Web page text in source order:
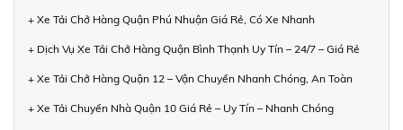
+ Xe Tải Chở Hàng Quận Phú Nhuận Giá Rẻ, Có Xe Nhanh
+ Dịch Vụ Xe Tải Chở Hàng Quận Bình Thạnh Uy Tín – 24/7 – Giá Rẻ
+ Xe Tải Chở Hàng Quận 12 – Vận Chuyển Nhanh Chóng, An Toàn
+ Xe Tải Chuyển Nhà Quận 10 Giá Rẻ – Uy Tín – Nhanh Chóng